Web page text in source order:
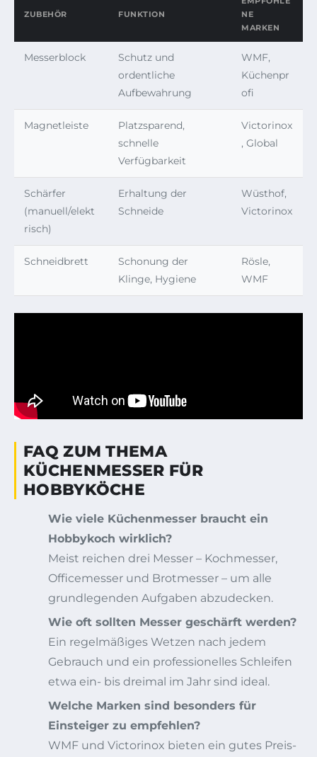
ZUBEHÖR FUNKTION
NE
MARKEN
Messerblock
Schutz und
ordentliche
Aufbewahrung
WMF,
Küchenpr
ofi
Magnetleiste
Platzsparend,
schnelle
Verfügbarkeit
Victorinox
, Global
Schärfer
(manuell/elekt
risch)
Erhaltung der
Schneide
Wüsthof,
Victorinox
Schneidbrett
Schonung der
Klinge, Hygiene
Rösle,
WMF
FAQ ZUM THEMA
KÜCHENMESSER FÜR
HOBBYKÖCHE
Wie viele Küchenmesser braucht ein
Hobbykoch wirklich?
Meist reichen drei Messer – Kochmesser,
Officemesser und Brotmesser – um alle
grundlegenden Aufgaben abzudecken.
Wie oft sollten Messer geschärft werden?
Ein regelmäßiges Wetzen nach jedem
Gebrauch und ein professionelles Schleifen
etwa ein- bis dreimal im Jahr sind ideal.
Welche Marken sind besonders für
Einsteiger zu empfehlen?
WMF und Victorinox bieten ein gutes Preis-